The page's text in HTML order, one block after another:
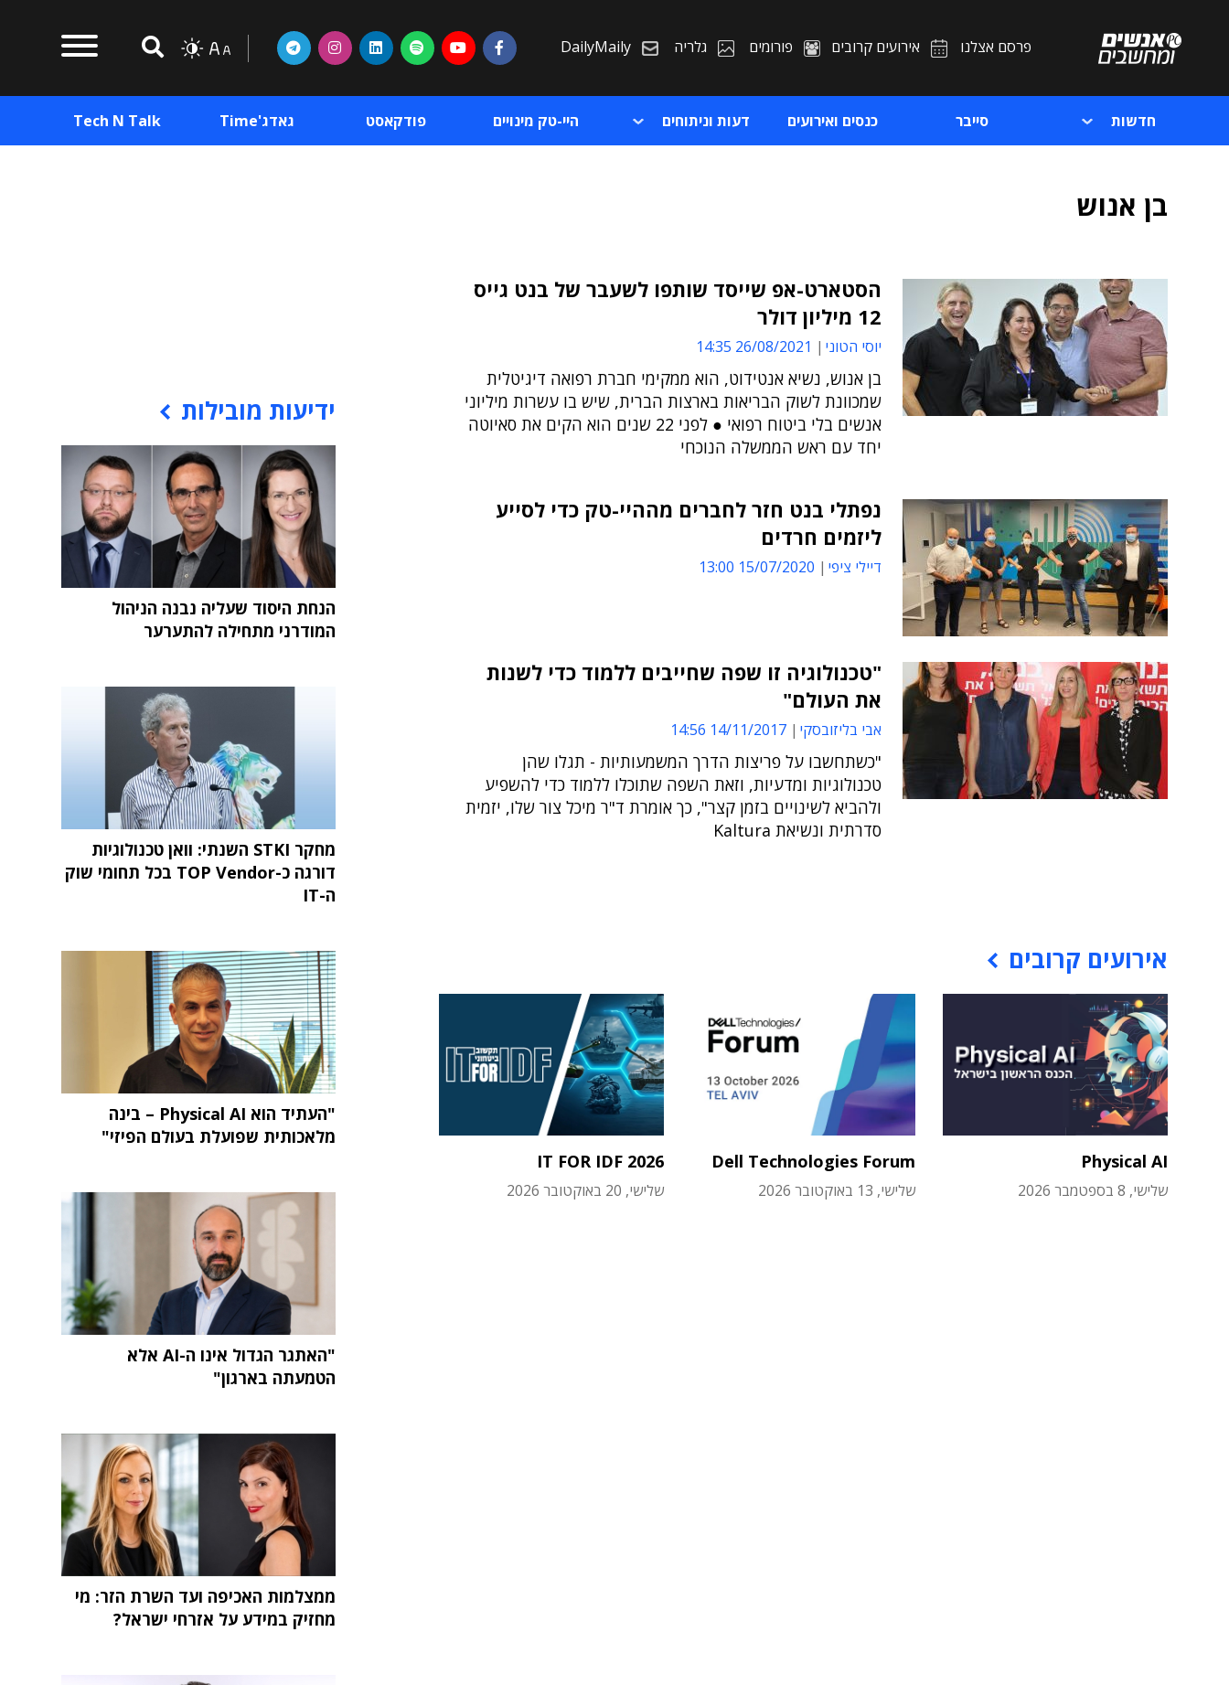
פרסם אצלנו אירועים קרובים פורומים גלריה DailyMaily
חדשות סייבר כנסים ואירועים דעות וניתוחים היי-טק מינויים פודקאסט גאדג'Time Tech N Talk
בן אנוש
הסטארט-אפ שייסד שותפו לשעבר של בנט גייס
12 מיליון דולר
יוסי הטוני 26/08/2021 14:35
בן אנוש, נשיא אנטידוט, הוא ממקימי חברת רפואה דיגיטלית
שמכוונת לשוק הבריאות בארצות הברית, שיש בו עשרות מיליוני
אנשים בלי ביטוח רפואי ● לפני 22 שנים הוא הקים את סאיוטה
יחד עם ראש הממשלה הנוכחי
נפתלי בנט חזר לחברים מההיי-טק כדי לסייע
ליזמים חרדים
דיילי ציפי 15/07/2020 13:00
"טכנולוגיה זו שפה שחייבים ללמוד כדי לשנות
את העולם"
אבי בליזובסקי 14/11/2017 14:56
"כשתחשבו על פריצות הדרך המשמעותיות - תגלו שהן
טכנולוגיות ומדעיות, וזאת השפה שתוכלו ללמוד כדי להשפיע
ולהביא לשינויים בזמן קצר", כך אומרת ד"ר מיכל צור שלו, יזמית
סדרתית ונשיאת Kaltura
אירועים קרובים
Physical AI
שלישי, 8 בספטמבר 2026
Dell Technologies Forum
שלישי, 13 באוקטובר 2026
IT FOR IDF 2026
שלישי, 20 באוקטובר 2026
ידיעות מובילות
הנחת היסוד שעליה נבנה הניהול
המודרני מתחילה להתערער
מחקר STKI השנתי: וואן טכנולוגיות
דורגה כ-TOP Vendor בכל תחומי שוק
ה-IT
"העתיד הוא Physical AI – בינה
מלאכותית שפועלת בעולם הפיזי"
"האתגר הגדול אינו ה-AI אלא
הטמעתה בארגון"
ממצלמות האכיפה ועד השרת הזר: מי
מחזיק במידע על אזרחי ישראל?